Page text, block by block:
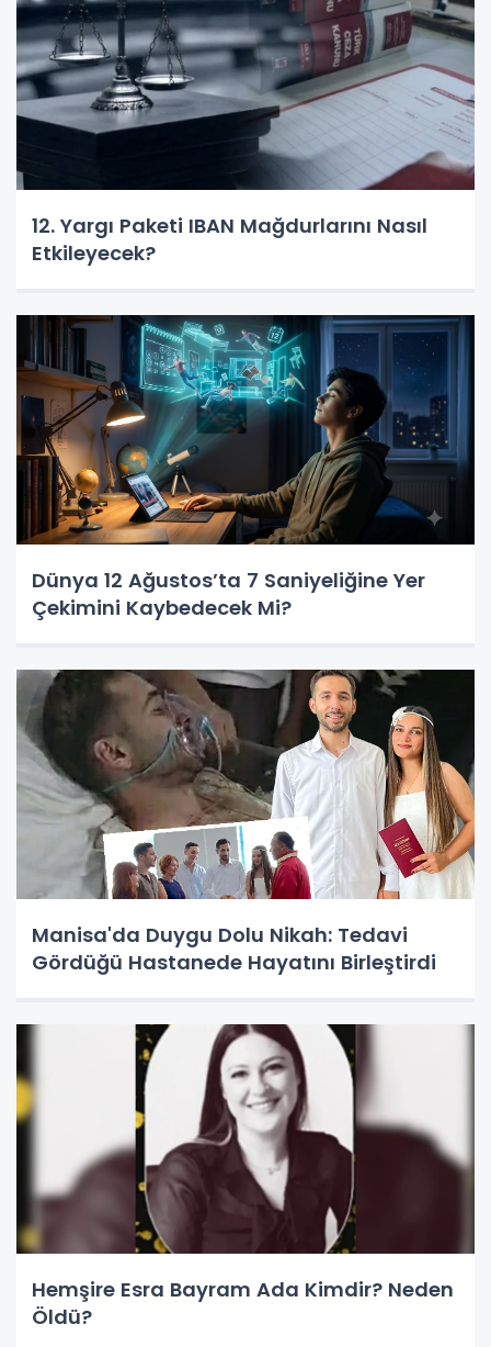
12. Yargı Paketi IBAN Mağdurlarını Nasıl
Etkileyecek?
Dünya 12 Ağustos’ta 7 Saniyeliğine Yer
Çekimini Kaybedecek Mi?
Manisa'da Duygu Dolu Nikah: Tedavi
Gördüğü Hastanede Hayatını Birleştirdi
Hemşire Esra Bayram Ada Kimdir? Neden
Öldü?